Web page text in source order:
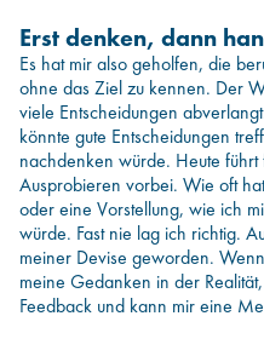
Erst denken, dann
Es hat mir also geholfen, die
ohne das Ziel zu kennen. Der
viele Entscheidungen
könnte gute Entscheidungen
nachdenken würde. Heute
Ausprobieren vorbei. Wie oft
oder eine Vorstellung, wie ich
würde. Fast nie lag ich richtig.
meiner Devise geworden.
meine Gedanken in der
Feedback und kann mir eine